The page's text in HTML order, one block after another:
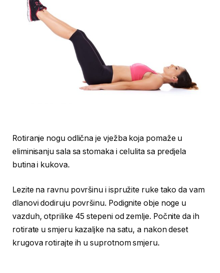
Rotiranje nogu odlična je vježba koja pomaže u
eliminisanju sala sa stomaka i celulita sa predjela
butina i kukova.
Lezite na ravnu površinu i ispružite ruke tako da vam
dlanovi dodiruju površinu. Podignite obje noge u
vazduh, otprilike 45 stepeni od zemlje. Počnite da ih
rotirate u smjeru kazaljke na satu, a nakon deset
krugova rotirajte ih u suprotnom smjeru.